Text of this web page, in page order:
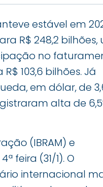
estável em
R$ 248,2 bilhões,
no
103,6 bilhões. Já
em dólar, de
alta de
(IBRAM) e
feira (31/1). O
internacional